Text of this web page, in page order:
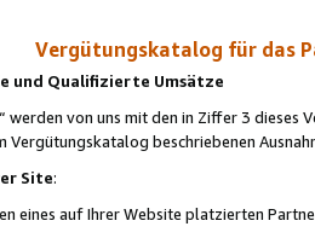
Vergütungskatalog für das
und Qualifizierte Umsätze
“ werden von uns mit den in Ziffer 3
Vergütungskatalog beschriebenen
Site:
eines auf Ihrer Website platzierten